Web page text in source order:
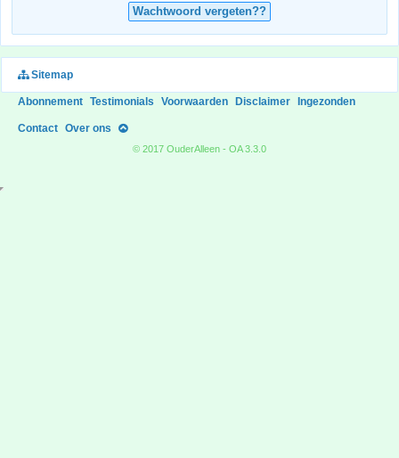
Wachtwoord vergeten??
Sitemap
Abonnement Testimonials Voorwaarden Disclaimer Ingezonden
Contact Over ons
© 2017 OuderAlleen - OA 3.3.0